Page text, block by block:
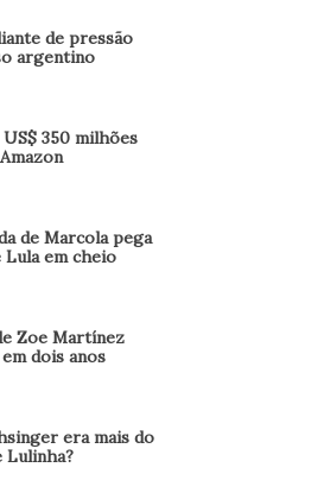
de pressão
argentino
350 milhões
de Marcola pega
Lula em cheio
Zoe Martínez
dois anos
era mais do
Lulinha?